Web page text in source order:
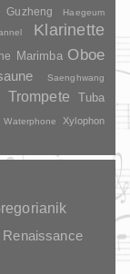
Guzheng
Haegeum
Klarinette
Marimba Oboe
Saenghwang
Trompete
Tuba
Waterphone
Xylophon
Renaissance